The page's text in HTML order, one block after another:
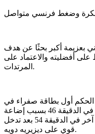
وضغط فرنسي متواصل
بعزيمة أكبر بحثًا عن هدف
على أفضليته والاعتماد على
المرتدات.
الحكم أول بطاقة صفراء في
النهائي بحق كريستيان موسكيرا في الدقيقة 46 بسبب إضاعة
الوقت، قبل أن ينال بوكايو ساكا إنذارًا آخر في الدقيقة 54 بعد تدخل
قوي على ديزيريه دويه.